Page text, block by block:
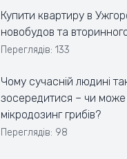
Купити квартиру в
новобудов та
Переглядів: 133
Чому сучасній людині
зосередитися – чи
мікродозинг грибів?
Переглядів: 98